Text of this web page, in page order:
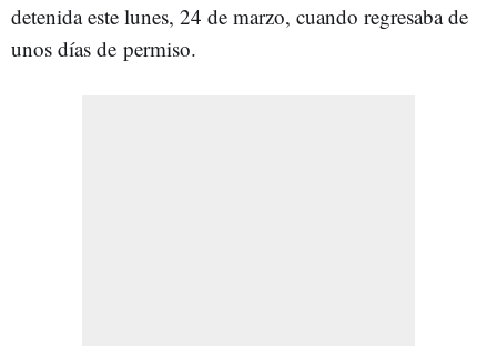
detenida este lunes, 24 de marzo, cuando regresaba de
unos días de permiso.